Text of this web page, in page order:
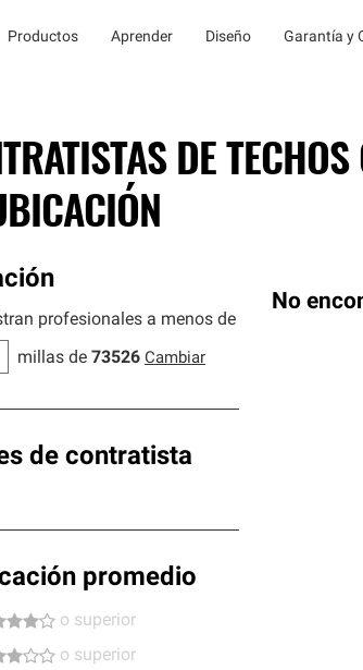
Productos Aprender Diseño Garantía y
DE
profesionales a menos de
millas de 73526 Cambiar
de contratista
promedio
o superior
o superior
No